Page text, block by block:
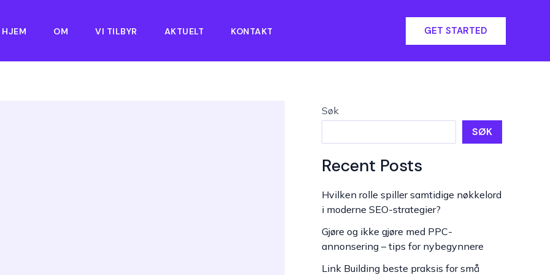
HJEM OM VI TILBYR AKTUELT KONTAKT GET STARTED
Søk
SØK
Recent Posts
Hvilken rolle spiller samtidige nøkkelord
i moderne SEO-strategier?
Gjøre og ikke gjøre med PPC-
annonsering – tips for nybegynnere
Link Building beste praksis for små